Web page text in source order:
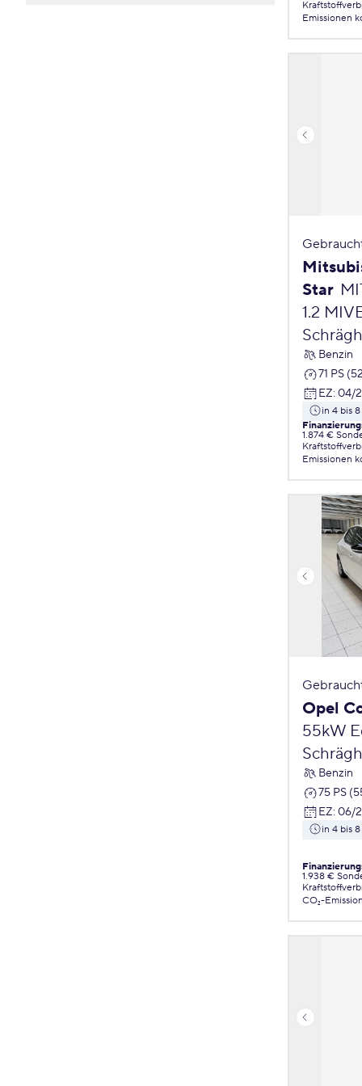
Emissionen
Star
1.2
Benzin
71 PS
EZ: 04/
in 4 bis
1.874 €
Emissionen
Opel
55kW
Benzin
75 PS
EZ: 06/
in 4 bis
1.938 €
CO₂-